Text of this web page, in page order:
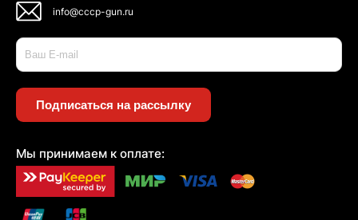
info@cccp-gun.ru
Подписаться на рассылку
Мы принимаем к оплате: